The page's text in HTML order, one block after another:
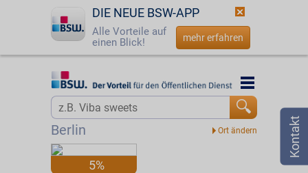
DIE NEUE BSW-APP
Alle Vorteile auf
einen Blick!
mehr erfahren
Startseite
Login
Berlin
Startseite
5%